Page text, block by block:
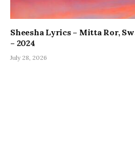
Sheesha Lyrics – Mitta Ror,
– 2024
July 28, 2026